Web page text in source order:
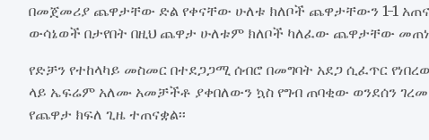
በመጀመሪያ ጨዋታቸው ድል የቀናቸው ሁለቱ ክለቦች ጨዋታቸውን 1-1
ውሳኔወች በታየበት በዚህ ጨዋታ ሁለቱም ክለቦች ካለፈው ጨዋታቸው
የድቻን የተከላካይ መስመር በተደጋጋሚ ሰብሮ በመግባት አደጋ ሲፈጥር
ላይ ኤፍሬም አለሙ አመቻችቶ ያቀበለውን ኳስ የግብ ጠባቂው ወንደሰን
የጨዋታ ክፍለ ጊዜ ተጠናቋል፡፡